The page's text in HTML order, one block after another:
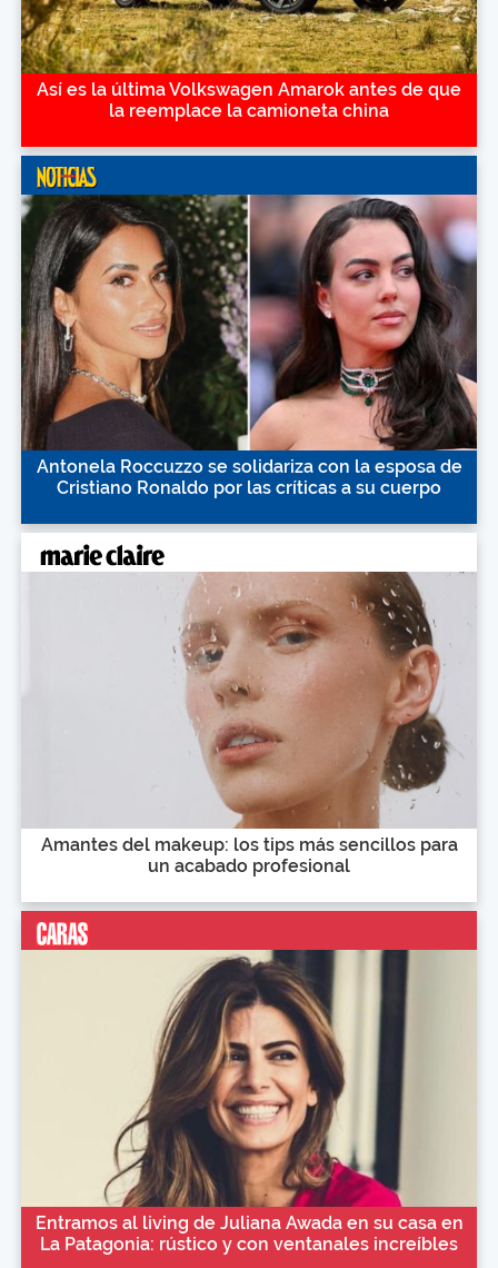
Así es la última Volkswagen Amarok antes de que
la reemplace la camioneta china
Antonela Roccuzzo se solidariza con la esposa de
Cristiano Ronaldo por las críticas a su cuerpo
Amantes del makeup: los tips más sencillos para
un acabado profesional
Entramos al living de Juliana Awada en su casa en
La Patagonia: rústico y con ventanales increíbles